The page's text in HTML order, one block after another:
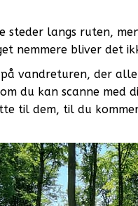
langs ruten,
nemmere bliver det
vandreturen, der alle
du kan scanne
til dem, til du